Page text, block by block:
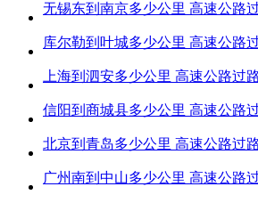
无锡东到南京多少公里 高速公路
库尔勒到叶城多少公里 高速公路
上海到泗安多少公里 高速公路过
信阳到商城县多少公里 高速公路
北京到青岛多少公里 高速公路过
广州南到中山多少公里 高速公路